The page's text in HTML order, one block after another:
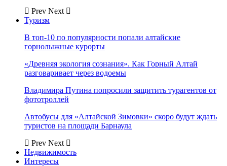
Prev Next
Туризм
В топ-10 по популярности попали алтайские
горнолыжные курорты
«Древняя экология сознания». Как Горный Алтай
разговаривает через водоемы
Владимира Путина попросили защитить турагентов от
фототроллей
Автобусы для «Алтайской Зимовки» скоро будут ждать
туристов на площади Барнаула
Prev Next
Недвижимость
Интересы